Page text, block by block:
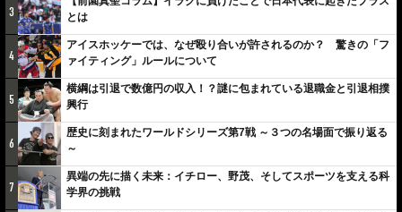
3
とは
4
アイスホッケーでは、なぜ殴り合いが許されるのか？ 驚きの「フ
ァイティング」ルールについて
5
横綱は引退で数億円の収入！？謎に包まれている退職金と引退相撲
興行
6
歴史に刻まれたワールドシリーズ第7戦 ～３つの名場面で振り返る
～
7
異端の先に描く未来：イチロー、野茂、そしてスポーツを支える科
学界の挑戦